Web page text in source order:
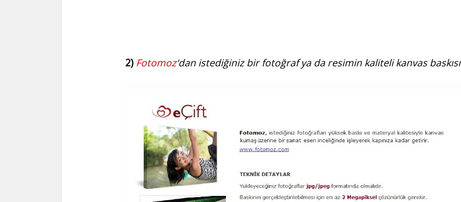
2) Fotomoz‘dan istediğiniz bir fotoğraf ya da resimin kaliteli kanvas baskısı